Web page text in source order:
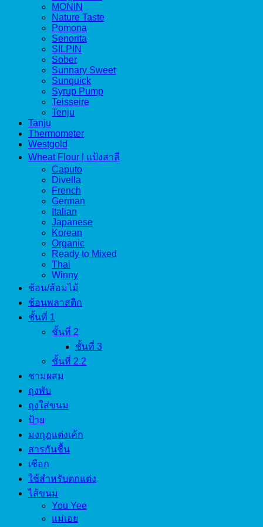
MONIN
Nature Taste
Pomona
Senorita
SILPIN
Sober
Sunnary Sweet
Sunquick
Syrup Pump
Teisseire
Tenju
Tanju
Thermometer
Westgold
Wheat Flour | แป้งสาลี
Caputo
Divella
French
German
Italian
Japanese
Korean
Organic
Ready to Mixed
Thai
Winny
ช้อน/ส้อมไม้
ช้อนพลาสติก
ชั้นที่ 1
ชั้นที่ 2
ชั้นที่ 3
ชั้นที่ 2.2
ชามผสม
ถุงพับ
ถุงใส่ขนม
ป้าย
มงกุฎแต่งเค้ก
สารกันชื้น
เชือก
ใช้สำหรับตกแต่ง
ไส้ขนม
You Yee
แม่เอย